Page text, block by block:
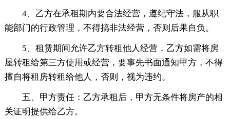
4、乙方在承租期内要合法经营，遵纪守法，服从职
能部门的行政管理，不得搞非法经营，否则后果自负。
5、租赁期间允许乙方转租他人经营，乙方如需将房
屋转租给第三方使用或经营，要事先书面通知甲方，不得
擅自将租房转租给他人，否则，视为违约。
五、甲方责任：乙方承租后，甲方无条件将房产的相
关证明提供给乙方。